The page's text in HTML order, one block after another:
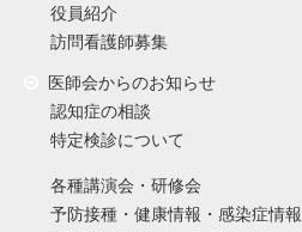
役員紹介
訪問看護師募集
医師会からのお知らせ
認知症の相談
特定検診について
各種講演会・研修会
予防接種・健康情報・感染症情報